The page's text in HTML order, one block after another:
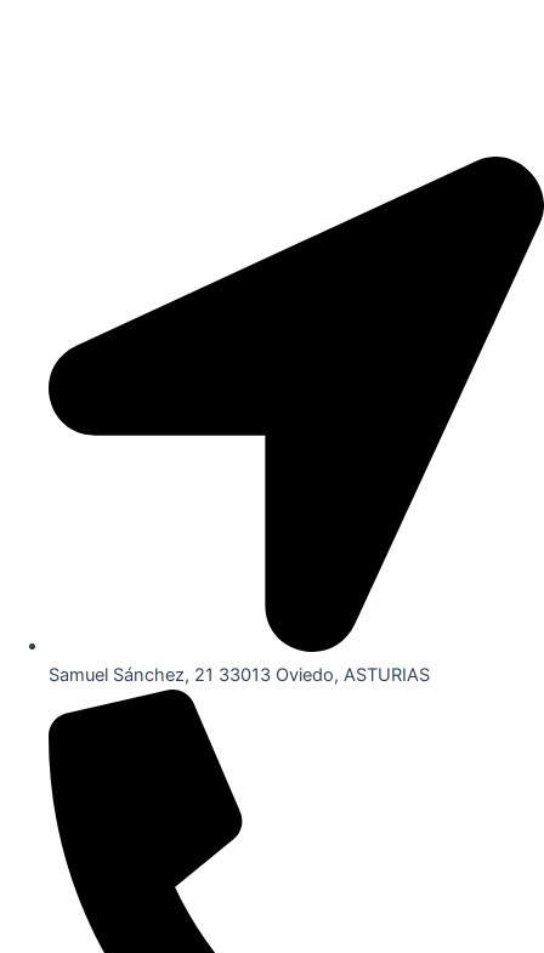
Samuel Sánchez, 21 33013 Oviedo, ASTURIAS